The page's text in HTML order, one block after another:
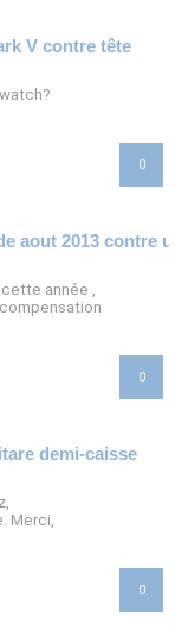
V contre tête
0
aout 2013 contre
année ,
0
demi-caisse
Merci,
0